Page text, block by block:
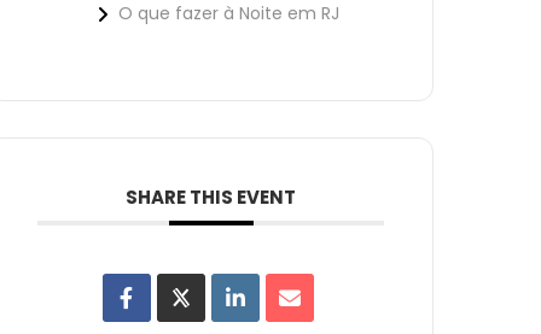
O que fazer à Noite em RJ
SHARE THIS EVENT